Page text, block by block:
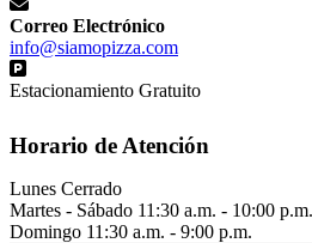
Correo Electrónico
info@siamopizza.com
Estacionamiento Gratuito
Horario de Atención
Lunes Cerrado
Martes - Sábado 11:30 a.m. - 10:00 p.m.
Domingo 11:30 a.m. - 9:00 p.m.